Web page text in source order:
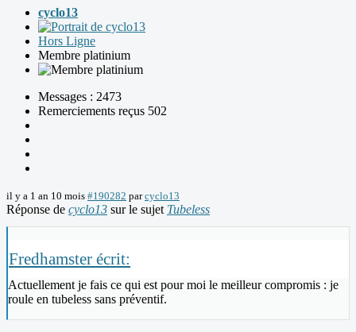
cyclo13
Hors Ligne
Membre platinium
Messages : 2473
Remerciements reçus 502
il y a 1 an 10 mois #190282 parcyclo13
Réponse de cyclo13 sur le sujet Tubeless
Fredhamster écrit:
Actuellement je fais ce qui est pour moi le meilleur compromis : je
roule en tubeless sans préventif.